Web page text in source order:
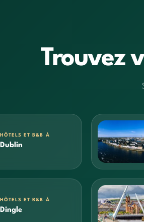
Trouvez
HÔTELS ET B&B À
Dublin
HÔTELS ET B&B À
Dingle